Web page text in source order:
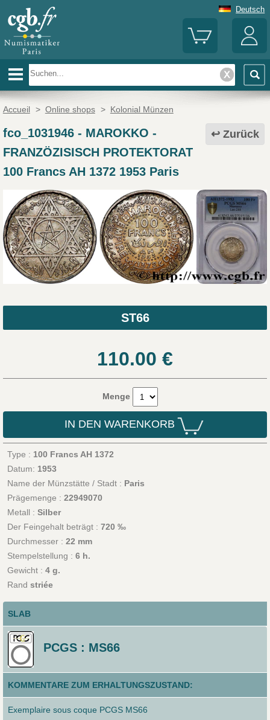
Deutsch
Accueil > Online shops > Kolonial Münzen
Zurück
fco_1031946- MAROKKO -
FRANZÖZISISCH PROTEKTORAT
100 Francs AH 1372 1953 Paris
ST66
110.00 €
Menge
IN DEN WARENKORB
Type : 100 Francs AH 1372
Datum: 1953
Name der Münzstätte / Stadt : Paris
Prägemenge : 22949070
Metall : Silber
Der Feingehalt beträgt : 720 ‰
Durchmesser : 22 mm
Stempelstellung : 6 h.
Gewicht : 4 g.
Rand striée
SLAB
PCGS : MS66
KOMMENTARE ZUM ERHALTUNGSZUSTAND:
Exemplaire sous coque PCGS MS66